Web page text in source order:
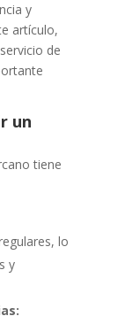
y
artículo,
de
un
tiene
lo
y